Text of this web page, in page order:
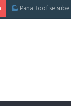
El colchón perfecto: